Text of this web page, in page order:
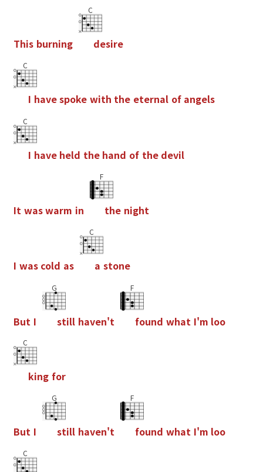
This burning
C
desire
C
I havespoke with the eternal of angels
C
I have held the hand of the devil
It waswarm in
F
the night
I was cold as
C
a stone
But I
G
still haven't
F
found what I'm loo
C
king for
But I
G
still haven't
F
found what I'm loo
C